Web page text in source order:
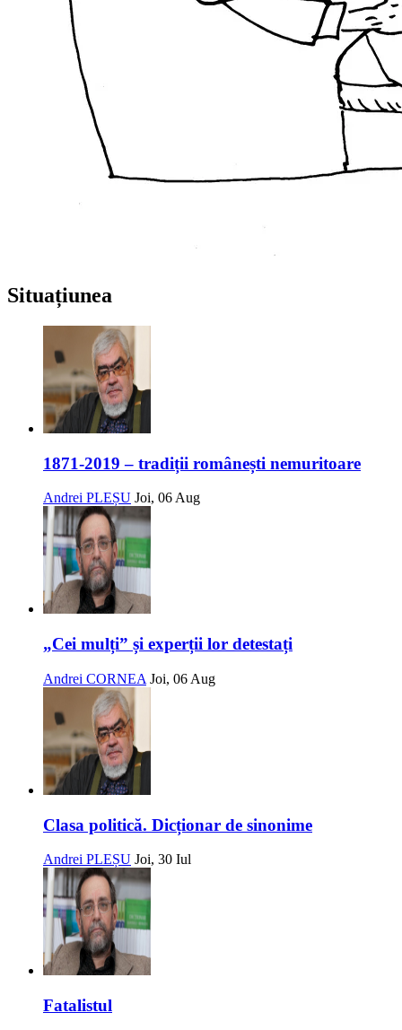
Situațiunea
1871-2019 – tradiții românești nemuritoare
Andrei PLEȘU Joi, 06 Aug
„Cei mulți” și experții lor detestați
Andrei CORNEA Joi, 06 Aug
Clasa politică. Dicționar de sinonime
Andrei PLEȘU Joi, 30 Iul
Fatalistul